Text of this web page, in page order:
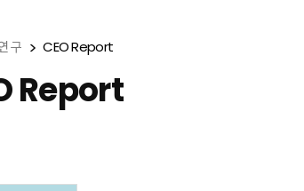
구 CEO Report
Report